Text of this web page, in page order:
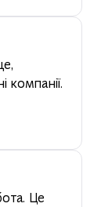
компанії.
Це